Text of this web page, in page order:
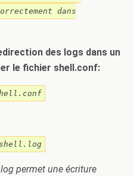
dans
des logs dans un
le fichier shell.conf:
permet une écriture